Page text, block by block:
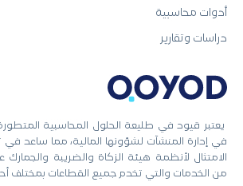
يعتبر قيود في طليعة الحلول المحاسبية
في إدارة المنشآت لشؤونها المالية، مما ساعد
الامتثال لأنظمة هيئة الزكاة والضريبة
من الخدمات والتي تخدم جميع القطاعات بمختلف
أدوات محاسبية
دراسات وتقارير